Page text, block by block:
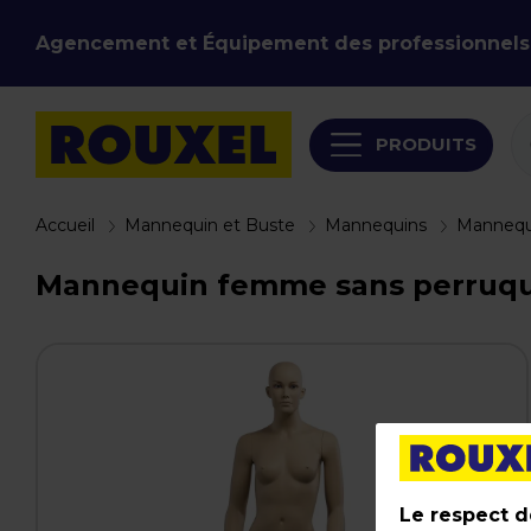
Agencement et Équipement des professionnels
PRODUITS
Accueil Mannequin et Buste Mannequins
Mannequin femme sans
Le respect